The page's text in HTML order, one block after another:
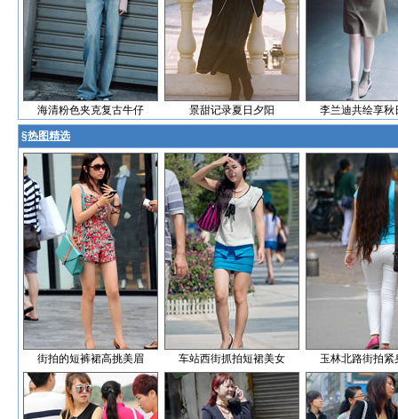
海清粉色夹克复古牛仔 景甜记录夏日夕阳 李兰迪共绘享秋
§热图精选
街拍的短裤裙高挑美眉 车站西街抓拍短裙美女 玉林北路街拍紧